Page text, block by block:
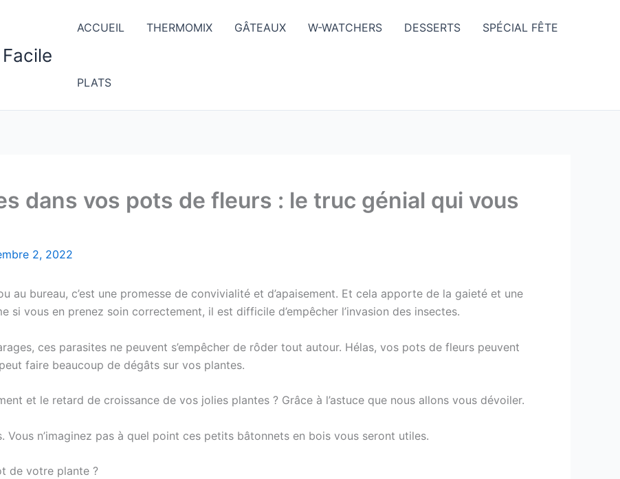
ACCUEIL THERMOMIX GÂTEAUX W-WATCHERS DESSERTS SPÉCIAL FÊTE
PLATS
dans vos pots de fleurs : le truc génial qui vous
2, 2022
au bureau, c’est une promesse de convivialité et d’apaisement. Et cela apporte de la gaieté et une
si vous en prenez soin correctement, il est difficile d’empêcher l’invasion des insectes.
ces parasites ne peuvent s’empêcher de rôder tout autour. Hélas, vos pots de fleurs peuvent
faire beaucoup de dégâts sur vos plantes.
et le retard de croissance de vos jolies plantes ? Grâce à l’astuce que nous allons vous dévoiler.
Vous n’imaginez pas à quel point ces petits bâtonnets en bois vous seront utiles.
de votre plante ?